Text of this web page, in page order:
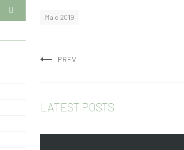
Maio 2019
PREV
LATEST POSTS